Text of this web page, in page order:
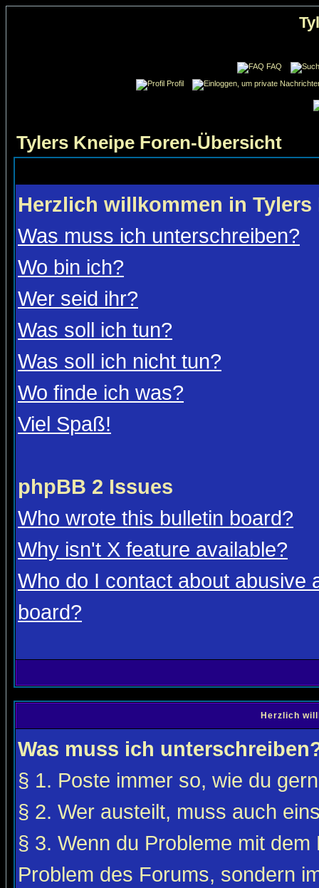
FAQ
Profil
Tylers Kneipe Foren-Übersicht
Herzlich willkommen in Tylers
Was muss ich unterschreiben?
Wo bin ich?
Wer seid ihr?
Was soll ich tun?
Was soll ich nicht tun?
Wo finde ich was?
Viel Spaß!
phpBB 2 Issues
Who wrote this bulletin board?
Why isn't X feature available?
Who do I contact about abusive
board?
Herzlich
Was muss ich
§ 1. Poste immer so, wie du
§ 2. Wer austeilt, muss auch
§ 3. Wenn du Probleme mit
Problem des Forums, sondern